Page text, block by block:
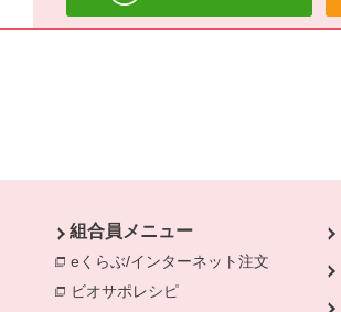
別のウィンドウで開きます。
組合員メニュー
eくらぶ/インターネット注文 別のウィ
ビオサポレシピ